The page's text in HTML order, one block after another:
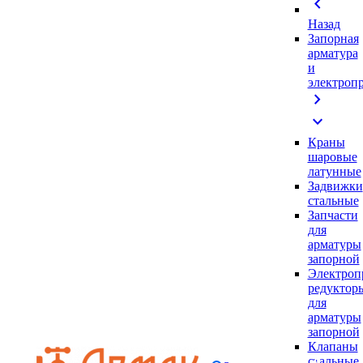
Назад
Запорная
арматура
и
chevron_right
expand_more
Краны
шаровые
латунные
Задвижки
стальные
Запчасти
для
арматуры
запорной
для
арматуры
запорной
Клапаны